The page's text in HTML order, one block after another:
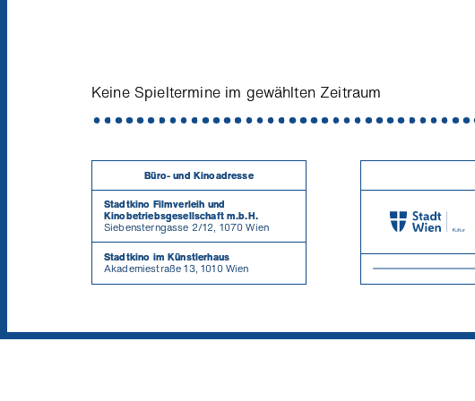
Keine Spieltermine im gewählten Zeitraum
Büro- und Kinoadresse
Stadtkino Filmverleih und
Kinobetriebsgesellschaft m.b.H.
Siebensterngasse 2/12, 1070 Wien
Stadtkino im Künstlerhaus
Akademiestraße 13, 1010 Wien